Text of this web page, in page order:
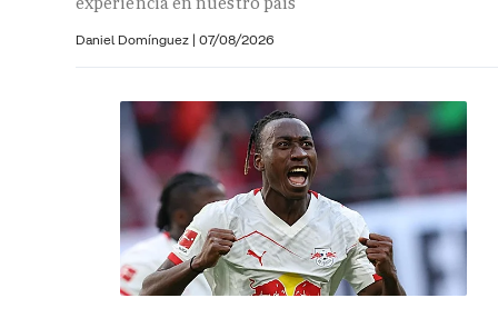
Daniel Domínguez | 07/08/2026